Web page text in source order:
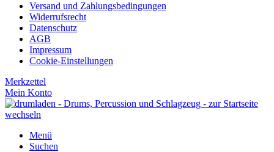
Versand und Zahlungsbedingungen
Widerrufsrecht
Datenschutz
AGB
Impressum
Cookie-Einstellungen
Merkzettel
Mein Konto
Menü
Suchen